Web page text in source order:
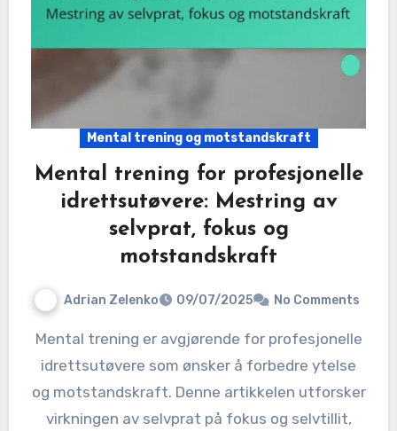
Mental trening og motstandskraft
Mental trening for profesjonelle
idrettsutøvere: Mestring av
selvprat, fokus og
motstandskraft
Adrian Zelenko 09/07/2025 No Comments
Mental trening er avgjørende for profesjonelle
idrettsutøvere som ønsker å forbedre ytelse
og motstandskraft. Denne artikkelen utforsker
virkningen av selvprat på fokus og selvtillit,